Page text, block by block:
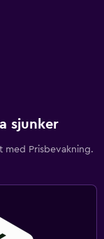
sjunker
med Prisbevakning.